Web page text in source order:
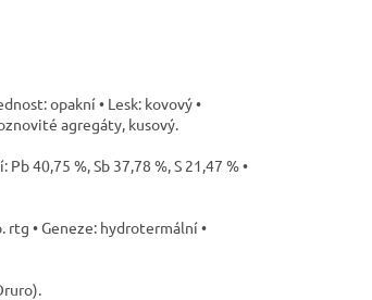
opakní • Lesk: kovový •
agregáty, kusový.
40,75 %, Sb 37,78 %, S 21,47 % •
• Geneze: hydrotermální •